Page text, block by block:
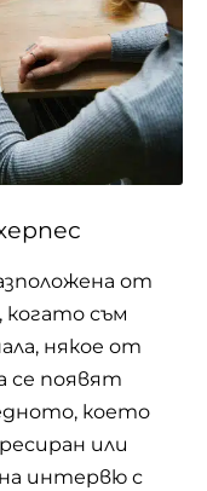
от
когато съм
някое от
се появят
което
или
интервю с